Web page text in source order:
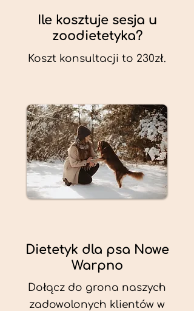
Ile kosztuje sesja u
zoodietetyka?
Koszt konsultacji to 230zł.
Dietetyk dla psa Nowe
Warpno
Dołącz do grona naszych
zadowolonych klientów w